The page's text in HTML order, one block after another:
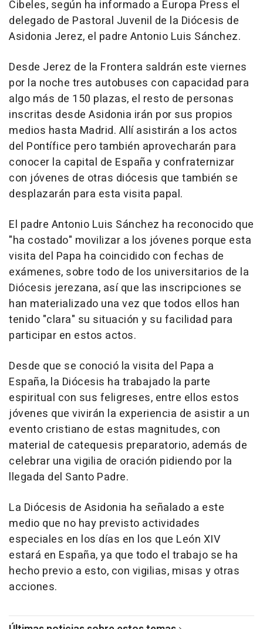
Cibeles, según ha informado a Europa Press el
delegado de Pastoral Juvenil de la Diócesis de
Asidonia Jerez, el padre Antonio Luis Sánchez.
Desde Jerez de la Frontera saldrán este viernes
por la noche tres autobuses con capacidad para
algo más de 150 plazas, el resto de personas
inscritas desde Asidonia irán por sus propios
medios hasta Madrid. Allí asistirán a los actos
del Pontífice pero también aprovecharán para
conocer la capital de España y confraternizar
con jóvenes de otras diócesis que también se
desplazarán para esta visita papal.
El padre Antonio Luis Sánchez ha reconocido que
"ha costado" movilizar a los jóvenes porque esta
visita del Papa ha coincidido con fechas de
exámenes, sobre todo de los universitarios de la
Diócesis jerezana, así que las inscripciones se
han materializado una vez que todos ellos han
tenido "clara" su situación y su facilidad para
participar en estos actos.
Desde que se conoció la visita del Papa a
España, la Diócesis ha trabajado la parte
espiritual con sus feligreses, entre ellos estos
jóvenes que vivirán la experiencia de asistir a un
evento cristiano de estas magnitudes, con
material de catequesis preparatorio, además de
celebrar una vigilia de oración pidiendo por la
llegada del Santo Padre.
La Diócesis de Asidonia ha señalado a este
medio que no hay previsto actividades
especiales en los días en los que León XIV
estará en España, ya que todo el trabajo se ha
hecho previo a esto, con vigilias, misas y otras
acciones.